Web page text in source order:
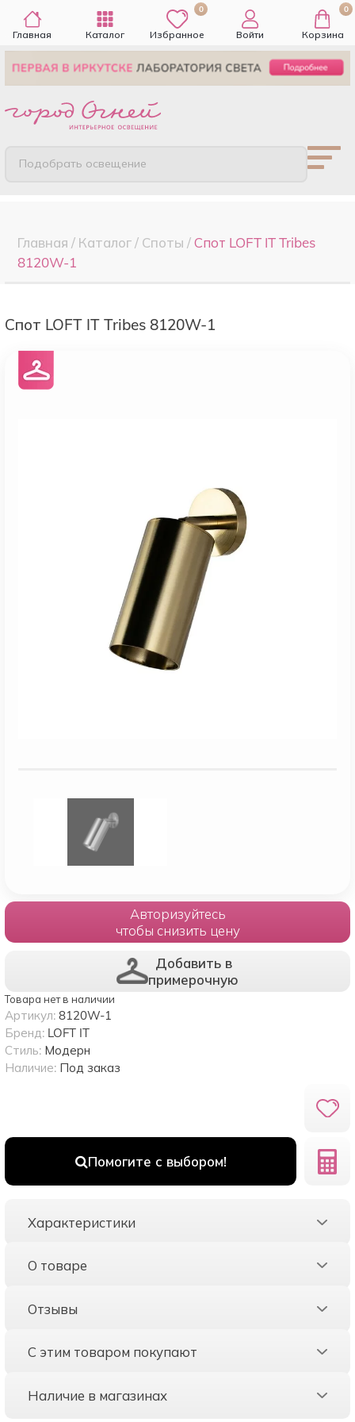
Главная Каталог
0
Избранное Войти
0
Корзина
Подобрать освещение
Главная / Каталог/ Споты /Спот LOFT IT Tribes
8120W-1
Спот LOFT IT Tribes 8120W-1
Авторизуйтесь
чтобы снизить цену
Добавить в
примерочную
Товара нет в наличии
Помогите с выбором!
Артикул: 8120W-1
Бренд: LOFT IT
Стиль: Модерн
Наличие: Под заказ
Характеристики
О товаре
Отзывы
С этим товаром покупают
Наличие в магазинах